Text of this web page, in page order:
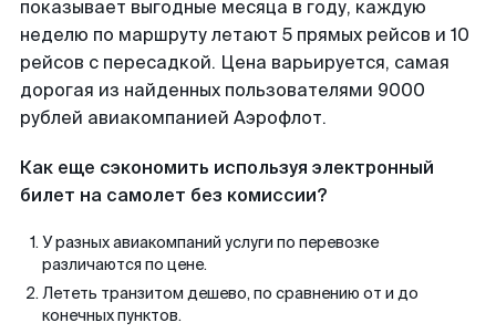
показывает выгодные месяца в году, каждую
неделю по маршруту летают 5 прямых рейсов и 10
рейсов с пересадкой. Цена варьируется, самая
дорогая из найденных пользователями 9000
рублей авиакомпанией Аэрофлот.
Как еще сэкономить используя электронный
билет на самолет без комиссии?
У разных авиакомпаний услуги по перевозке
различаются по цене.
Лететь транзитом дешево, по сравнению от и до
конечных пунктов.